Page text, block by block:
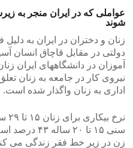
عواملی که در ایران منجر به
شوند
زنان و دختران در ایران به
اداری به زنان واگذار شده است.
زن در زیر خط فقر زندگی می